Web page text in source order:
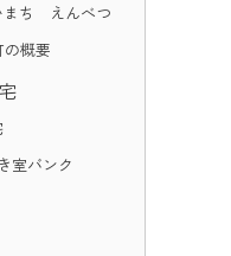
まち えんべつ
の概要
室バンク